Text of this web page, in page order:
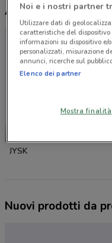
Altri volantini nelle
JYSK
Nuovi prodotti da
Noi e i nostri partner
Utilizzare dati di
caratteristiche del
informazioni su dispositivo
personalizzati, misurazione
annunci, ricerche sul
Elenco dei partner
Mostra finalità